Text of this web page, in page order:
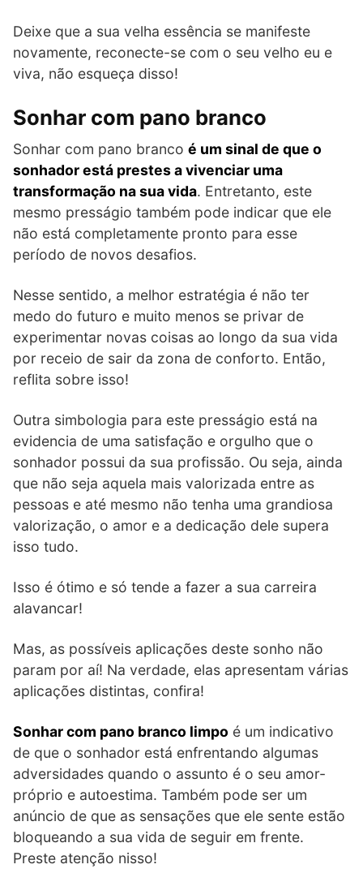
Deixe que a sua velha essência se manifeste
novamente, reconecte-se com o seu velho eu e
viva, não esqueça disso!
Sonhar com pano branco
Sonhar com pano branco é um sinal de que o
sonhador está prestes a vivenciar uma
transformação na sua vida. Entretanto, este
mesmo presságio também pode indicar que ele
não está completamente pronto para esse
período de novos desafios.
Nesse sentido, a melhor estratégia é não ter
medo do futuro e muito menos se privar de
experimentar novas coisas ao longo da sua vida
por receio de sair da zona de conforto. Então,
reflita sobre isso!
Outra simbologia para este presságio está na
evidencia de uma satisfação e orgulho que o
sonhador possui da sua profissão. Ou seja, ainda
que não seja aquela mais valorizada entre as
pessoas e até mesmo não tenha uma grandiosa
valorização, o amor e a dedicação dele supera
isso tudo.
Isso é ótimo e só tende a fazer a sua carreira
alavancar!
Mas, as possíveis aplicações deste sonho não
param por aí! Na verdade, elas apresentam várias
aplicações distintas, confira!
Sonhar com pano branco limpo é um indicativo
de que o sonhador está enfrentando algumas
adversidades quando o assunto é o seu amor-
próprio e autoestima. Também pode ser um
anúncio de que as sensações que ele sente estão
bloqueando a sua vida de seguir em frente.
Preste atenção nisso!